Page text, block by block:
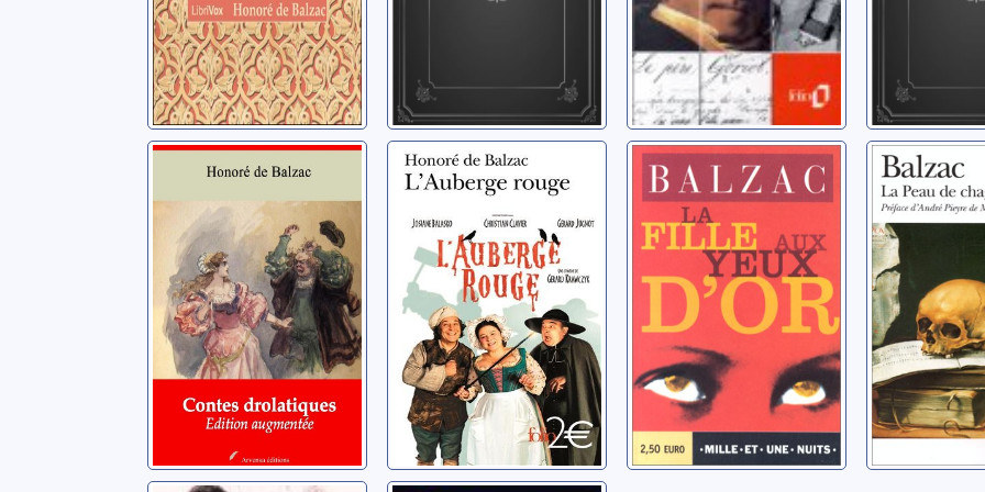
Les contes
Balzac, Honoré de
(1799-1850)
[La comédie
humaine]:
L'auberge rouge
Balzac, Honoré de
(1799-1850)
[La comédie
humaine]: La fille
aux yeux d'or
Balzac, Honoré de
(1799-1850)
[La
peau de
Balzac,
(1799-1850)